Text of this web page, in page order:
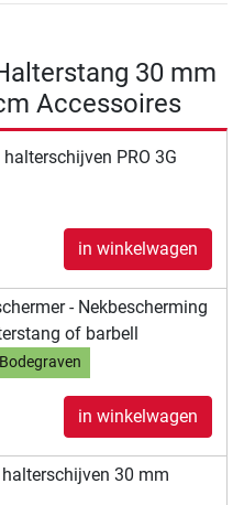
30 mm
Accessoires
PRO 3G
in winkelwagen
- Nekbescherming
of barbell
in winkelwagen
30 mm